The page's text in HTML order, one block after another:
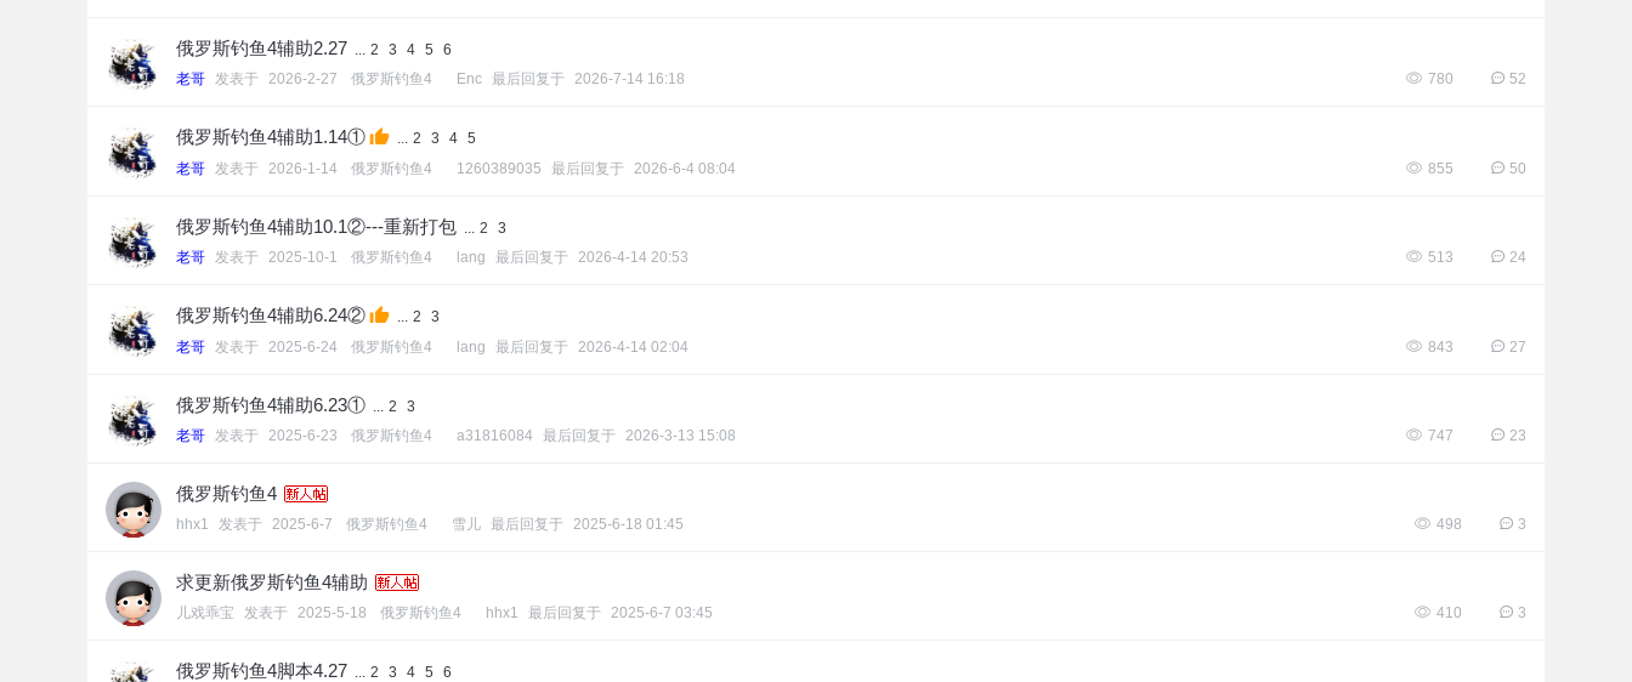
俄罗斯钓鱼4辅助2.27 ... 2 3 4 5
6
老哥 发表于 2026-2-27 俄罗斯钓鱼4 Enc 最后回复于 2026-7-14 16:18 52
780
俄罗斯钓鱼4辅助1.14① ... 2 3 4 5
老哥 发表于 2026-1-14 俄罗斯钓鱼4 1260389035 最后回复于 2026-6-4 08:04 50
855
俄罗斯钓鱼4辅助10.1②---重新打包 ... 2
3
老哥 发表于 2025-10-1 俄罗斯钓鱼4 lang 最后回复于 2026-4-14 20:53 24
513
俄罗斯钓鱼4辅助6.24② ... 2
3
老哥 发表于 2025-6-24 俄罗斯钓鱼4 lang 最后回复于 2026-4-14 02:04 27
843
俄罗斯钓鱼4辅助6.23① ... 2
3
老哥 发表于 2025-6-23 俄罗斯钓鱼4 a31816084 最后回复于 2026-3-13 15:08 23
747
俄罗斯钓鱼4
hhx1 发表于 2025-6-7 俄罗斯钓鱼4 雪儿 最后回复于 2025-6-18 01:45 3
498
求更新俄罗斯钓鱼4辅助
儿戏乖宝 发表于 2025-5-18 俄罗斯钓鱼4 hhx1 最后回复于 2025-6-7 03:45 3
410
俄罗斯钓鱼4脚本4.27 ... 2 3 4 5
6